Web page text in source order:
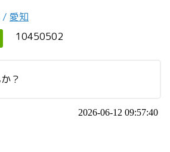
/ 愛知
10450502
？
2026-06-12 09:57:40